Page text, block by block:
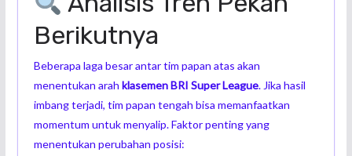
Berikutnya
Beberapa laga besar antar tim papan atas akan
menentukan arah klasemen BRI Super League. Jika hasil
imbang terjadi, tim papan tengah bisa memanfaatkan
momentum untuk menyalip. Faktor penting yang
menentukan perubahan posisi: